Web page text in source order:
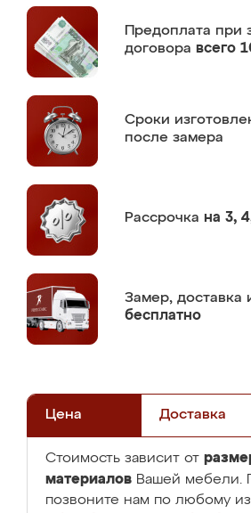
Предоплата при
договора всего
Сроки
после замера
Рассрочка на 3,
Замер, доставка
бесплатно
Цена Доставка
Стоимость зависит от
материалов Вашей мебели.
позвоните нам по любому